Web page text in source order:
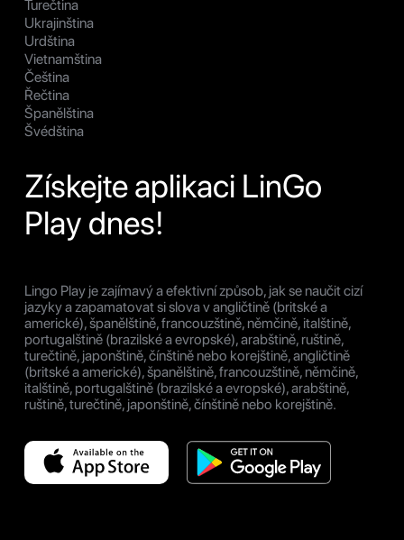
Turečtina
Ukrajinština
Urdština
Vietnamština
Čeština
Řečtina
Španělština
Švédština
Získejte aplikaci LinGo
Play dnes!
Lingo Play je zajímavý a efektivní způsob, jak se naučit cizí
jazyky a zapamatovat si slova v angličtině (britské a
americké), španělštině, francouzštině, němčině, italštině,
portugalštině (brazilské a evropské), arabštině, ruštině,
turečtině, japonštině, čínštině nebo korejštině, angličtině
(britské a americké), španělštině, francouzštině, němčině,
italštině, portugalštině (brazilské a evropské), arabštině,
ruštině, turečtině, japonštině, čínštině nebo korejštině.